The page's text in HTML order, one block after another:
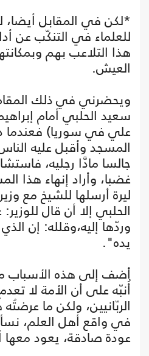
*لكن في المقابل
للعلماء في التنكّب عن
هذا التلاعب بهم
العيش.
ويحضرني في ذلك
سعيد الحلبي أمام
علي في سوريا) فعندما
المسجد وأقبل عليه
جالسا مادَّا رجليه،
غضبا، وأراد إنهاء هذا
ليرة أرسلها للشيخ مع
الحلبي إلا أن قال
وردّها إليه،وقلله: إن
يده".
أضف إلى هذه الأسباب
أُنبّه على أن الأمة لا تعدم
الربّانيين، ولكن ما
في واقع أهل العلم،
عودة صادقة، يعود معها